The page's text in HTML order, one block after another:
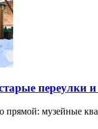
переулки
прямой: музейные